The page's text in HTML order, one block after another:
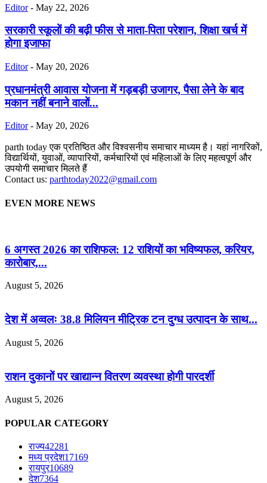
Editor - May 22, 2026
सरकारी स्कूलों की बढ़ी फीस से माता-पिता परेशान, शिक्षा खर्च में
होगा इजाफा
Editor - May 20, 2026
प्रधानमंत्री आवास योजना में गड़बड़ी उजागर, पैसा लेने के बाद
मकान नहीं बनाने वालों...
Editor - May 20, 2026
parth today एक प्रतिष्ठित और विश्वसनीय समाचार माध्यम है। यहां नागरिकों,
विद्यार्थियों, युवाओं, व्यापारियों, कर्मचारियों एवं महिलाओं के लिए महत्वपूर्ण और
उपयोगी समाचार मिलते हैं
Contact us: parthtoday2022@gmail.com
EVEN MORE NEWS
6 अगस्त 2026 का राशिफल: 12 राशियों का भविष्यफल, करियर,
कारोबार,...
August 5, 2026
देश में अव्वलः 38.8 मिलियन मीट्रिक टन दुग्ध उत्पादन के साथ...
August 5, 2026
राशन दुकानों पर खाद्यान्न वितरण व्यवस्था होगी पारदर्शी
August 5, 2026
POPULAR CATEGORY
राज्य42281
मध्य प्रदेश17169
रायपुर10689
देश7364